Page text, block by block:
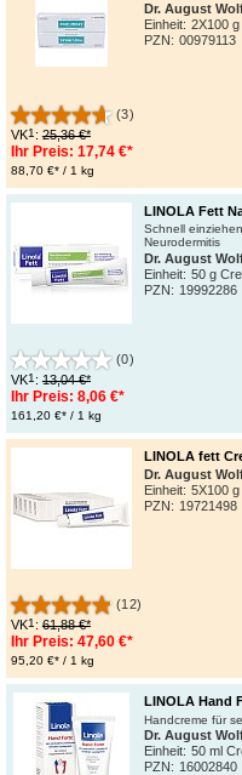
Dr. August
Einheit: 2X100
PZN: 00979113
(3)
VK1 : 25,36 €*
Ihr Preis: 17,74 €*
88,70 €* / 1 kg
LINOLA Fett
Schnell
Neurodermitis
Dr. August
Einheit: 50 g
PZN: 19992286
(0)
VK1 : 13,04 €*
Ihr Preis: 8,06 €*
161,20 €* / 1 kg
LINOLA fett
Dr. August
Einheit: 5X100
PZN: 19721498
(12)
VK1 : 61,88 €*
Ihr Preis: 47,60 €*
95,20 €* / 1 kg
LINOLA Hand
Handcreme für
Dr. August
Einheit: 50 ml
PZN: 16002840